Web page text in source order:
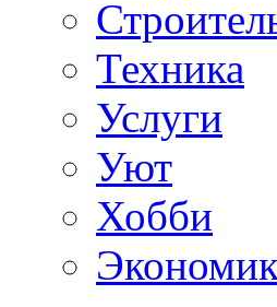
Техника
Услуги
Уют
Хобби